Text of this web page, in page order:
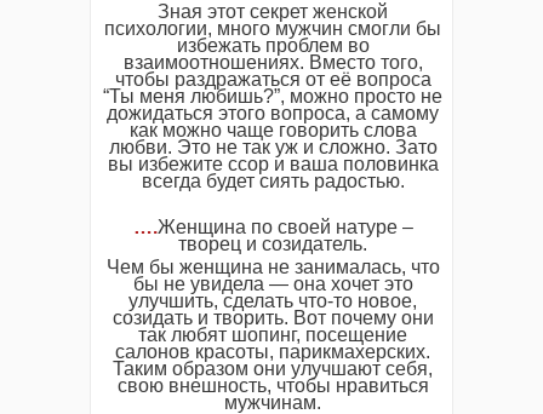
Зная этот секрет женской
психологии, много мужчин смогли бы
избежать проблем во
взаимоотношениях. Вместо того,
чтобы раздражаться от её вопроса
“Ты меня любишь?”, можно просто не
дожидаться этого вопроса, а самому
как можно чаще говорить слова
любви. Это не так уж и сложно. Зато
вы избежите ссор и ваша половинка
всегда будет сиять радостью.
….Женщина по своей натуре –
творец и созидатель.
Чем бы женщина не занималась, что
бы не увидела — она хочет это
улучшить, сделать что-то новое,
созидать и творить. Вот почему они
так любят шопинг, посещение
салонов красоты, парикмахерских.
Таким образом они улучшают себя,
свою внешность, чтобы нравиться
мужчинам.